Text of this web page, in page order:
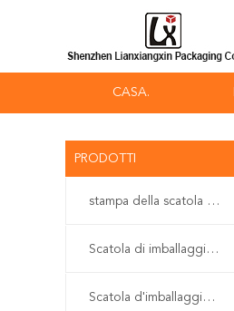
CASA.
PRODOTTI
stampa della scatola d'imballaggio
Scatola di imballaggio Vape
Scatola d'imballaggio cosmetica